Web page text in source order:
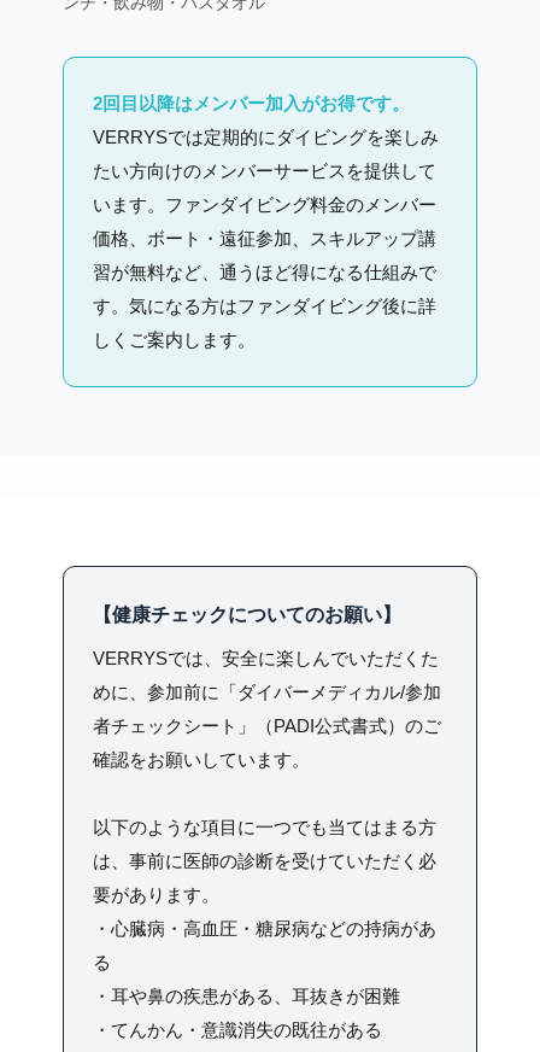
2回目以降はメンバー加入がお得です。
VERRYSでは定期的にダイビングを楽しみ
たい方向けのメンバーサービスを提供して
います。ファンダイビング料金のメンバー
価格、ボート・遠征参加、スキルアップ講
習が無料など、通うほど得になる仕組みで
す。気になる方はファンダイビング後に詳
しくご案内します。
【健康チェックについてのお願い】
VERRYSでは、安全に楽しんでいただくた
めに、参加前に「ダイバーメディカル/参加
者チェックシート」（PADI公式書式）のご
確認をお願いしています。
以下のような項目に一つでも当てはまる方
は、事前に医師の診断を受けていただく必
要があります。
・心臓病・高血圧・糖尿病などの持病があ
る
・耳や鼻の疾患がある、耳抜きが困難
・てんかん・意識消失の既往がある